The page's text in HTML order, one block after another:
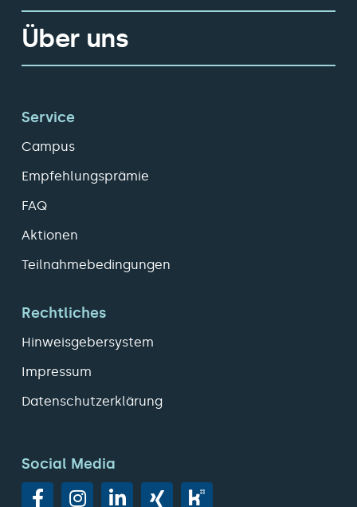
Über uns
Service
Campus
Empfehlungsprämie
FAQ
Aktionen
Teilnahmebedingungen
Rechtliches
Hinweisgebersystem
Impressum
Datenschutzerklärung
Social Media